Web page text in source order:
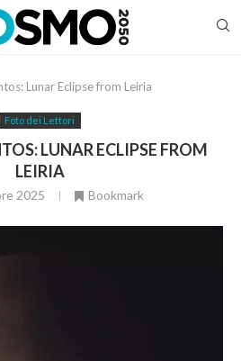
Lunar Eclipse from Leiria
Foto dei Lettori
LUNAR ECLIPSE FROM
LEIRIA
2025 Bookmark